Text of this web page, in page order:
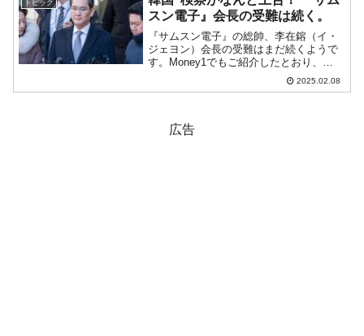
ますがご寛恕く...
トピック
スン電子』会長の受難は続く。
『サムスン電子』の総帥、李在鎔（イ・
ジェヨン）会長の受難はまだ続くようで
す。Money1でもご紹介したとおり、
2025年02月03日、ソウル中央高裁で『サ
ムスン電子』の李在鎔（イ・ジェヨン）
2025.02.08
広告